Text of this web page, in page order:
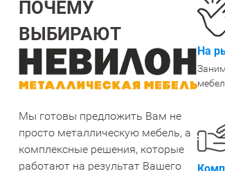
СТЕЛЛАЖИ БУ С УЦЕНКОЙ
ПОЧЕМУ
ВЫБИРАЮТ
Мы готовы предложить Вам не
просто металлическую мебель, а
комплексные решения, которые
работают на результат Вашего
На